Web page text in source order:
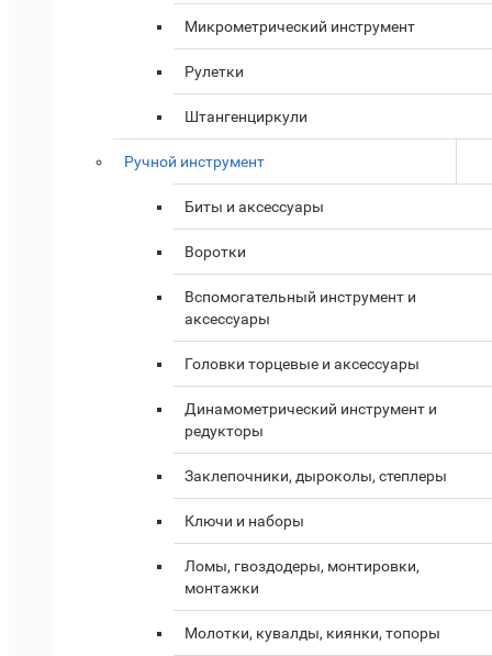
Микрометрический инструмент
Рулетки
Штангенциркули
Ручной инструмент
Биты и аксессуары
Воротки
Вспомогательный инструмент и
аксессуары
Головки торцевые и аксессуары
Динамометрический инструмент и
редукторы
Заклепочники, дыроколы, степлеры
Ключи и наборы
Ломы, гвоздодеры, монтировки,
монтажки
Молотки, кувалды, киянки, топоры